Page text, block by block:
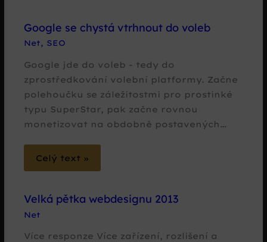
Google se chystá vtrhnout do voleb
Net, SEO
Google jde do voleb - tedy do
zprostředkování volební platformy. Začne
polehoučku se záležitostmi pro prostinké
typu SuperStar, pak začne rovnou
monetizovat na obdobně postavených…
Celý text »
Velká pětka webdesignu 2013
Net
Více responze Více zařízení, rozlišení a